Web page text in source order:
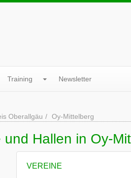
Training Newsletter
Oberallgäu Oy-Mittelberg
Hallen in Oy-
VEREINE